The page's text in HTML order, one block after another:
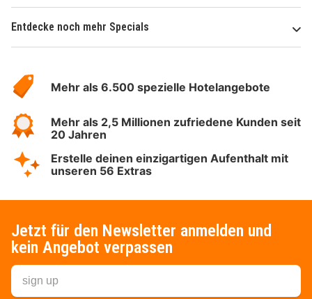
Entdecke noch mehr Specials
Hotelspecials
Mehr als 6.500 spezielle Hotelangebote
Mehr als 2,5 Millionen zufriedene Kunden seit
20 Jahren
Erstelle deinen einzigartigen Aufenthalt mit
unseren 56 Extras
Jetzt für den Newsletter anmelden und
kein Angebot verpassen